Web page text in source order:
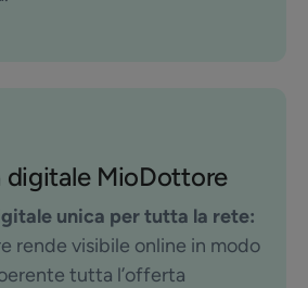
digitale MioDottore
unica per tutta la rete:
rende visibile online in modo
tutta l’offerta